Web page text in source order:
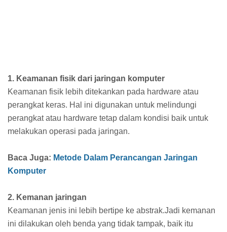
1. Keamanan fisik dari jaringan komputer
Keamanan fisik lebih ditekankan pada hardware atau
perangkat keras. Hal ini digunakan untuk melindungi
perangkat atau hardware tetap dalam kondisi baik untuk
melakukan operasi pada jaringan.
Baca Juga: Metode Dalam Perancangan Jaringan
Komputer
2. Kemanan jaringan
Keamanan jenis ini lebih bertipe ke abstrak.Jadi kemanan
ini dilakukan oleh benda yang tidak tampak, baik itu